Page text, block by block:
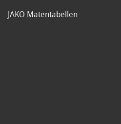
JAKO Matentabellen